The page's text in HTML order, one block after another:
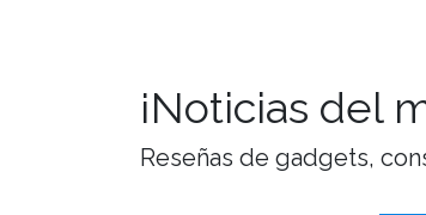
¡Noticias del
Reseñas de gadgets,